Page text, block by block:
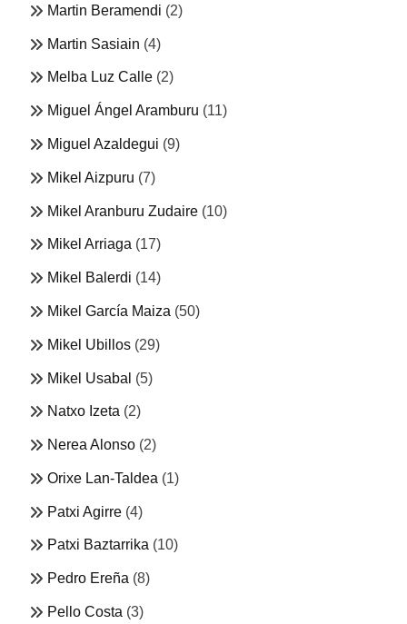
Martin Beramendi (2)
Martin Sasiain (4)
Melba Luz Calle (2)
Miguel Ángel Aramburu (11)
Miguel Azaldegui (9)
Mikel Aizpuru (7)
Mikel Aranburu Zudaire (10)
Mikel Arriaga (17)
Mikel Balerdi (14)
Mikel García Maiza (50)
Mikel Ubillos (29)
Mikel Usabal (5)
Natxo Izeta (2)
Nerea Alonso (2)
Orixe Lan-Taldea (1)
Patxi Agirre (4)
Patxi Baztarrika (10)
Pedro Ereña (8)
Pello Costa (3)